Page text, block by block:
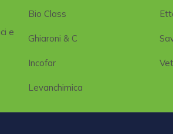
e
Bio Class
Ghiaroni & C
Incofar
Levanchimica